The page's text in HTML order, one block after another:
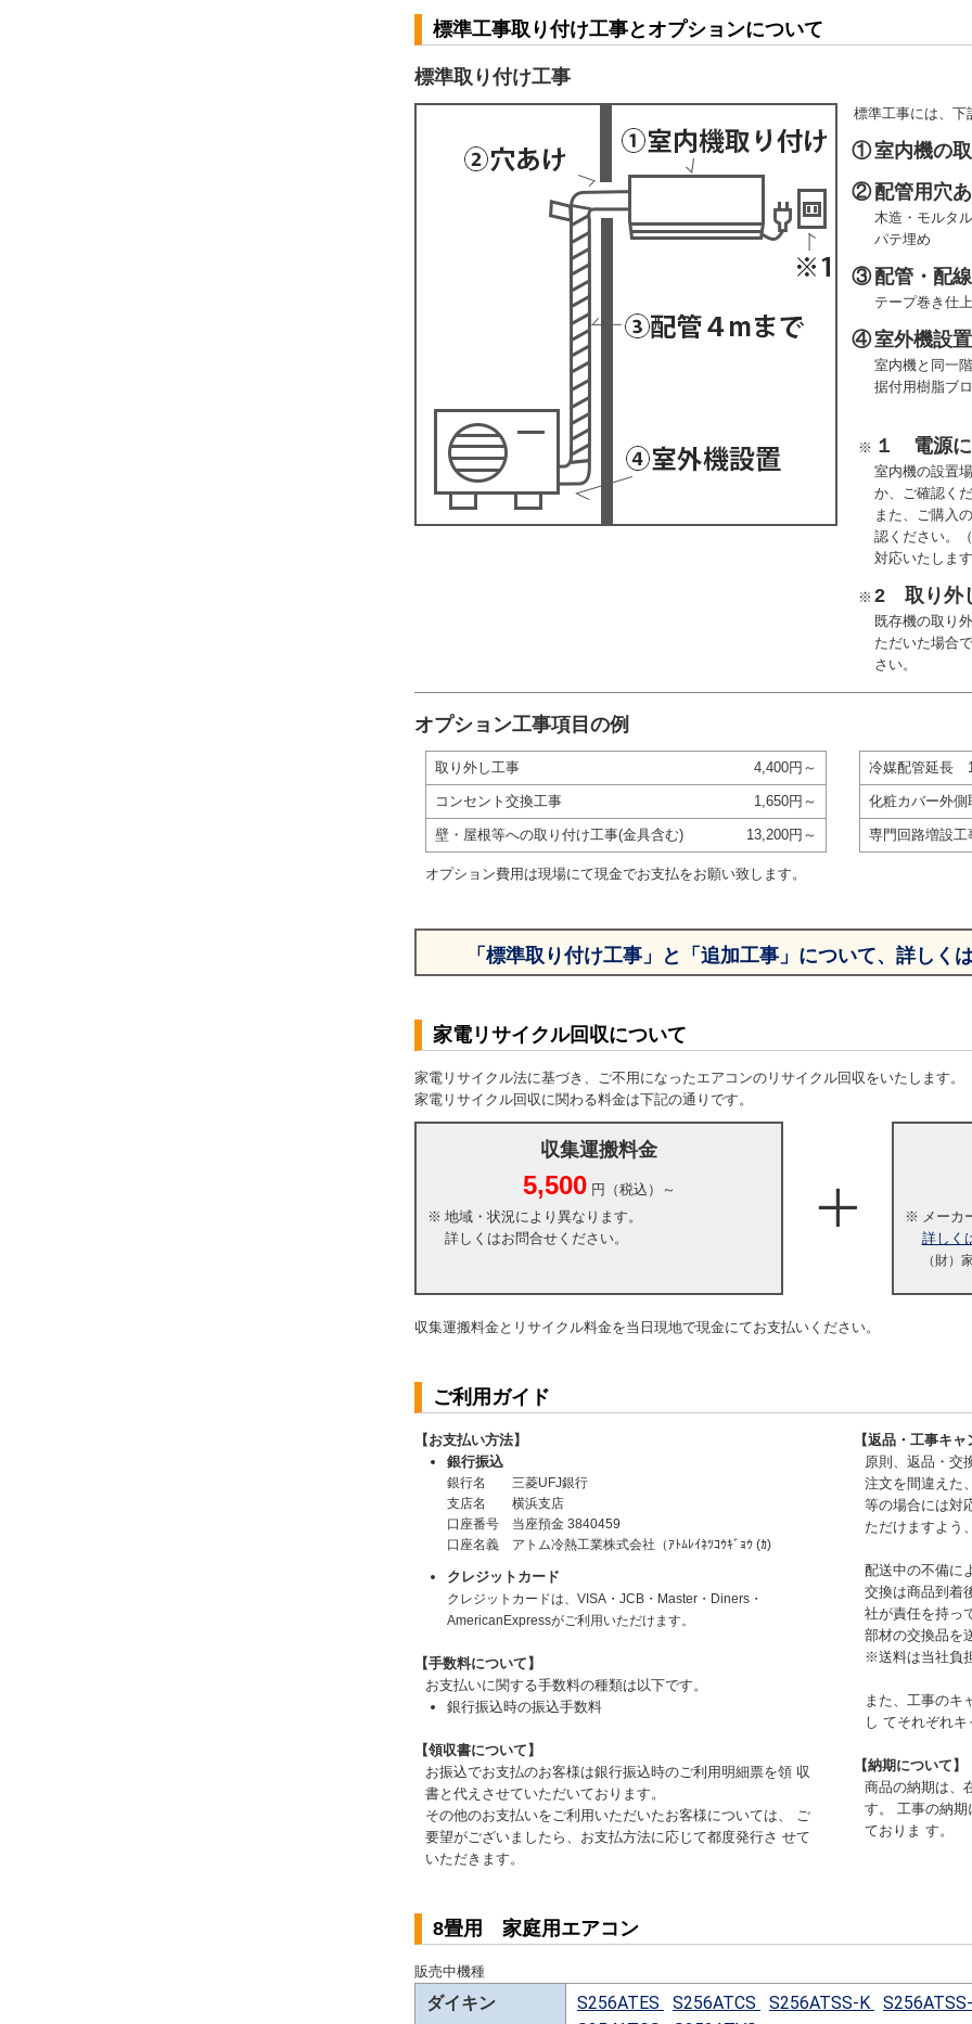
標準工事取り付け工事とオプションについて
標準取り付け工事
標準工事には、下
①室内機の
② 配管用穴
木造・モルタ
パテ埋め
③ 配管・配
テープ巻き仕
④室外機設置
室内機と同一
据付用樹脂ブ
※ １ 電源
室内機の設置
か、ご確認く
また、ご購入
認ください。
対応いたしま
※ 2 取り外
既存機の取り
ただいた場合
さい。
オプション工事項目の例
取り外し工事 4,400円～
コンセント交換工事 1,650円～
壁・屋根等への取り付け工事(金具含む) 13,200円～
冷媒配管延長
化粧カバー外側
専門回路増設
オプション費用は現場にて現金でお支払をお願い致します。
「標準取り付け工事」と「追加工事」について、詳し
家電リサイクル回収について
家電リサイクル法に基づき、ご不用になったエアコンのリサイクル回収をいたします。
家電リサイクル回収に関わる料金は下記の通りです。
収集運搬料金
5,500円（税込）～
※ 地域・状況により異なります。
詳しくはお問合せください。
※ メーカ
詳しく
（財）
収集運搬料金とリサイクル料金を当日現地で現金にてお支払いください。
ご利用ガイド
【お支払い方法】
銀行振込
銀行名
三菱UFJ銀行
支店名
横浜支店
口座番号
当座預金 3840459
口座名義
アトム冷熱工業株式会社（ｱﾄﾑﾚｲﾈﾂｺｳｷﾞｮｳ (ｶ)
クレジットカード
クレジットカードは、VISA・JCB・Master・Diners・
AmericanExpressがご利用いただけます。
【手数料について】
お支払いに関する手数料の種類は以下です。
銀行振込時の振込手数料
【領収書について】
お振込でお支払のお客様は銀行振込時のご利用明細票を領 収
書と代えさせていただいております。
その他のお支払いをご利用いただいたお客様については、 ご
要望がございましたら、お支払方法に応じて都度発行さ せて
いただきます。
【返品・工事キ
原則、返品・交
注文を間違えた
等の場合には対
ただけますよう
配送中の不備に
交換は商品到着
社が責任を持っ
部材の交換品を
※送料は当社負
また、工事のキ
し てそれぞれ
【納期について】
商品の納期は、
す。 工事の納
ておりま す。
8畳用 家庭用エアコン
販売中機種
ダイキン S256ATES S256ATCS S256ATSS-K